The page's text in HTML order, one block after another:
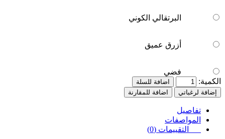
البرتقالي الكوني
أزرق عميق
فضي
الكمية:
اضافة للسلة
إضافة لرغباتي
اضافة للمقارنة
تفاصيل
المواصفات
التقييمات (0)